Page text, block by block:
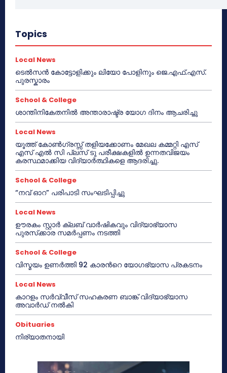
Topics
Local News
ടെൽസൻ കോട്ടോളിക്കും ലിയോ പോളിനും ജെ.എഫ്.എസ്.
പുരസ്കാരം
School & College
ശാന്തിനികേതനിൽ അന്താരാഷ്ട്ര യോഗ ദിനം ആചരിച്ചു
Local News
യൂത്ത് കോൺഗ്രസ്സ് തളിയക്കോണം മേഖല കമ്മറ്റി എസ്
എസ് എൽ സി പ്ലസ് ടു പരീക്ഷകളിൽ ഉന്നതവിജയം
കരസ്ഥമാക്കിയ വിദ്യാർത്ഥികളെ ആദരിച്ചു.
School & College
“നവ് ഓറ” പരിപാടി സംഘടിപ്പിച്ചു
Local News
ഊരകം സ്റ്റാർ ക്ലബ് വാർഷികവും വിദ്യാഭ്യാസ
പുരസ്‌ക്കാര സമർപ്പണം നടത്തി
School & College
വിസ്മയം ഉണർത്തി 92 കാരൻറെ യോഗഭ്യാസ പ്രകടനം
Local News
കാറളം സർവ്വീസ് സഹകരണ ബാങ്ക് വിദ്യാഭ്യാസ
അവാർഡ് നൽകി
Obituaries
നിര്യാതനായി